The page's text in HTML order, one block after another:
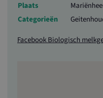
Plaats
Categorieën
Facebook Biologisch